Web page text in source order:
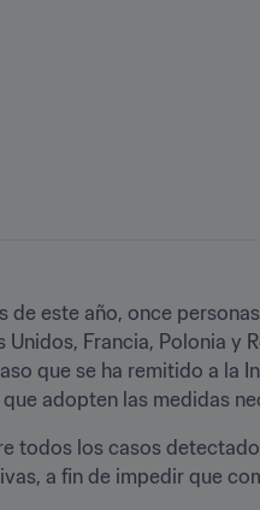
de este año, once
Unidos, Francia, Polonia y
que se ha remitido a la
adopten las medidas
todos los casos
a fin de impedir que